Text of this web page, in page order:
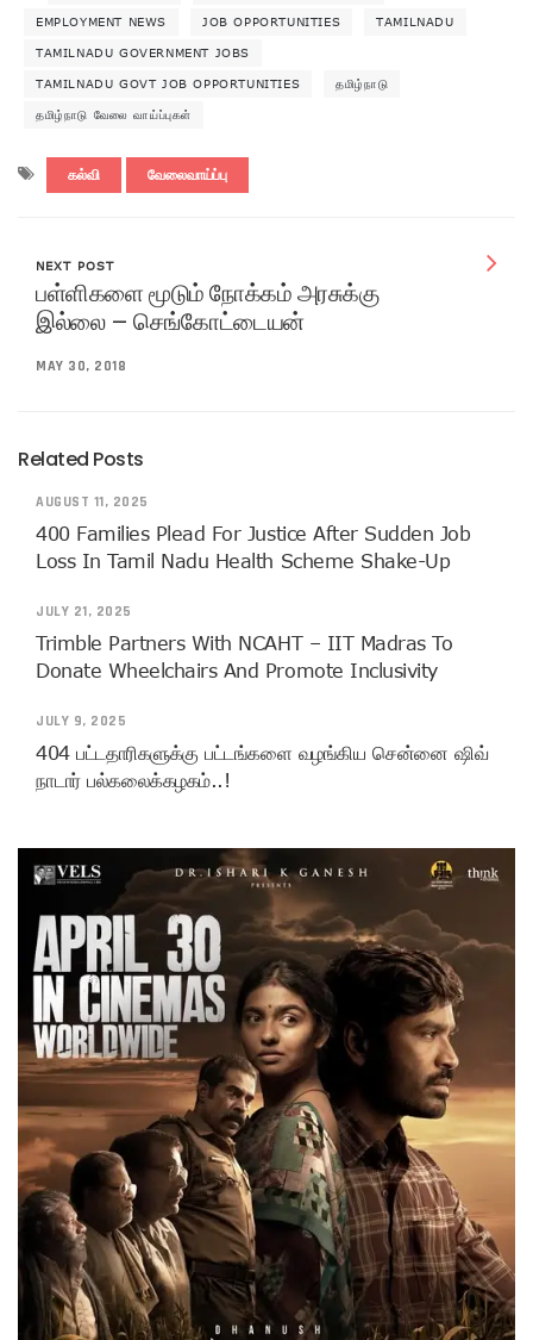
EMPLOYMENT NEWS JOB OPPORTUNITIES TAMILNADU
TAMILNADU GOVERNMENT JOBS
TAMILNADU GOVT JOB OPPORTUNITIES தமிழ்நாடு
தமிழ்நாடு வேலை வாய்ப்புகள்
கல்வி வேலைவாய்ப்பு
NEXT POST
பள்ளிகளை மூடும் நோக்கம் அரசுக்கு
இல்லை – செங்கோட்டையன்
MAY 30, 2018
Related Posts
AUGUST 11, 2025
400 Families Plead For Justice After Sudden Job
Loss In Tamil Nadu Health Scheme Shake-Up
JULY 21, 2025
Trimble Partners With NCAHT – IIT Madras To
Donate Wheelchairs And Promote Inclusivity
JULY 9, 2025
404 பட்டதாரிகளுக்கு பட்டங்களை வழங்கிய சென்னை ஷிவ்
நாடார் பல்கலைக்கழகம்..!